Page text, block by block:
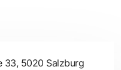
33, 5020 Salzburg